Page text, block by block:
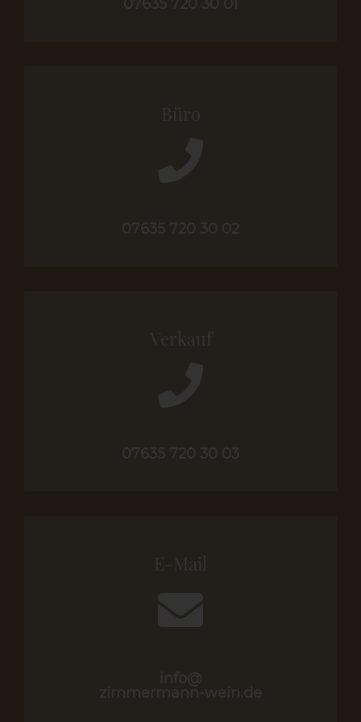
07635 720 30 01
Büro
07635 720 30 02
Verkauf
07635 720 30 03
E-Mail
info@
zimmermann-wein.de